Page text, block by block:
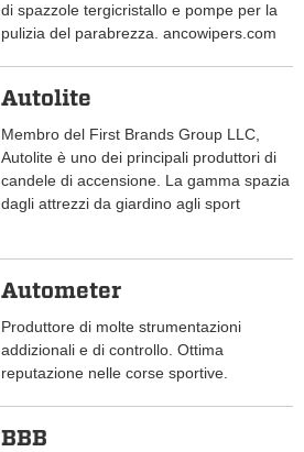
di spazzole tergicristallo e pompe per la
pulizia del parabrezza. ancowipers.com
Autolite
Membro del First Brands Group LLC,
Autolite è uno dei principali produttori di
candele di accensione. La gamma spazia
dagli attrezzi da giardino agli sport
Autometer
Produttore di molte strumentazioni
addizionali e di controllo. Ottima
reputazione nelle corse sportive.
BBB